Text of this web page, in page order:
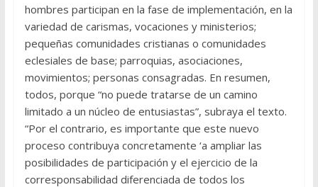
hombres participan en la fase de implementación, en la
variedad de carismas, vocaciones y ministerios;
pequeñas comunidades cristianas o comunidades
eclesiales de base; parroquias, asociaciones,
movimientos; personas consagradas. En resumen,
todos, porque “no puede tratarse de un camino
limitado a un núcleo de entusiastas”, subraya el texto.
“Por el contrario, es importante que este nuevo
proceso contribuya concretamente ‘a ampliar las
posibilidades de participación y el ejercicio de la
corresponsabilidad diferenciada de todos los